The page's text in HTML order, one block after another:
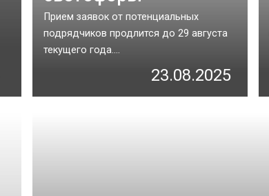
Прием заявок от потенциальных
подрядчиков продлится до 29 августа
текущего года....
23.08.2025